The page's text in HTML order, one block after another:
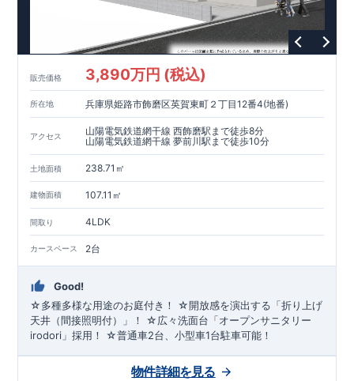
販売価格 3,890万円 (税込)
所在地 兵庫県姫路市飾磨区英賀東町２丁目12番4(地番)
アクセス
山陽電気鉄道網干線 西飾磨駅まで徒歩8分
山陽電気鉄道網干線 夢前川駅まで徒歩10分
土地面積 238.71㎡
建物面積 107.11㎡
間取り 4LDK
カースペース 2台
Good!
☆多種多様な用途のお庭付き！ ☆開放感を演出する「折り上げ
天井（間接照明付）」！ ☆広々洗面台「オープンサニタリー
irodori」採用！ ☆普通車2台、小型車1台駐車可能！
物件詳細を見る